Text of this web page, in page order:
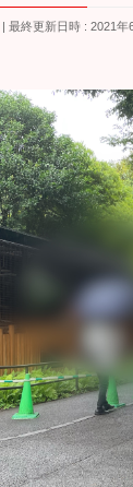
最終更新日時 : 2021年